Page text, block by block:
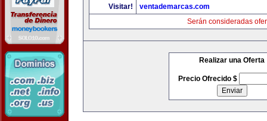
Visitar!
ventademarcas.com
Serán consideradas
Realizar una Oferta
Precio Ofrecido $